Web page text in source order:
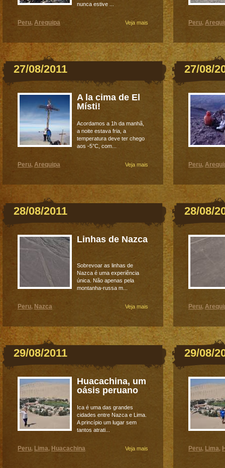
nunca estive ...
Veja mais
Peru, Arequipa
27/08/2011
A la cima de El
Místi!
Acordamos a 1h da manhã,
a noite estava fria, a
temperatura deve ter chego
aos -5°C, com...
Veja mais
Peru, Arequipa
28/08/2011
Linhas de Nazca
Sobrevoar as linhas de
Nazca é uma experiência
única. Não apenas pela
montanha-russa m...
Veja mais
Peru, Nazca
29/08/2011
Huacachina, um
oásis peruano
Ica é uma das grandes
cidades entre Nazca e Lima.
A princípio um lugar sem
tantos atrati...
Veja mais
Peru, Lima, Huacachina
Peru,
27/08/
Peru,
28/08/
Peru,
29/08/
Peru, Lima,